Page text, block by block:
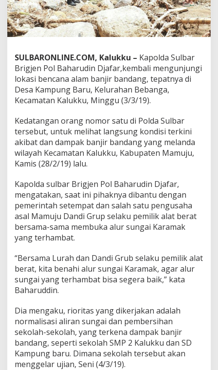
a
n
A
l
B
e
r
a
t
B
n
a
h
i
A
l
r
S
u
n
g
a
r
a
m
a
n
S
e
k
o
l
SULBARONLINE.COM, Kalukku – Kapolda Sulbar
Brigjen Pol Baharudin Djafar,kembali mengunjungi
lokasi bencana alam banjir bandang, tepatnya di
Desa Kampung Baru, Kelurahan Bebanga,
Kecamatan Kalukku, Minggu (3/3/19).
Kedatangan orang nomor satu di Polda Sulbar
tersebut, untuk melihat langsung kondisi terkini
akibat dan dampak banjir bandang yang melanda
wilayah Kecamatan Kalukku, Kabupaten Mamuju,
Kamis (28/2/19) lalu.
Kapolda sulbar Brigjen Pol Baharudin Djafar,
mengatakan, saat ini pihaknya dibantu dengan
pemerintah setempat dan salah satu pengusaha
asal Mamuju Dandi Grup selaku pemilik alat berat
bersama-sama membuka alur sungai Karamak
yang terhambat.
“Bersama Lurah dan Dandi Grub selaku pemilik alat
berat, kita benahi alur sungai Karamak, agar alur
sungai yang terhambat bisa segera baik,” kata
Baharuddin.
Dia mengaku, rioritas yang dikerjakan adalah
normalisasi aliran sungai dan pembersihan
sekolah-sekolah, yang terkena dampak banjir
bandang, seperti sekolah SMP 2 Kalukku dan SD
Kampung baru. Dimana sekolah tersebut akan
menggelar ujian, Seni (4/3/19).